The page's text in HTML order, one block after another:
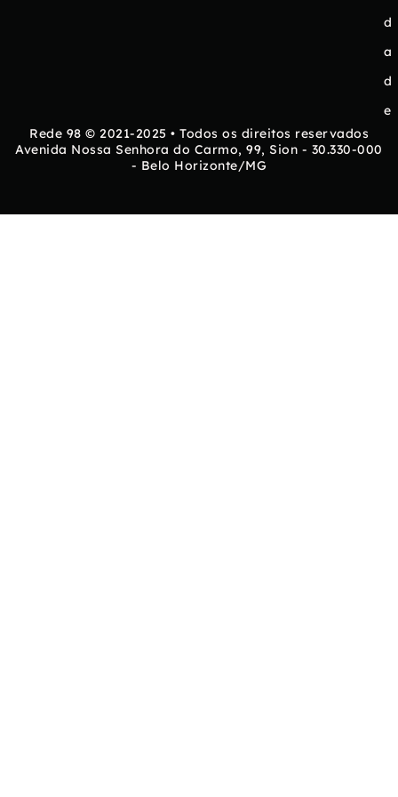
d
a
d
e
Rede 98 © 2021-2025 • Todos os direitos reservados
Avenida Nossa Senhora do Carmo, 99, Sion - 30.330-000
- Belo Horizonte/MG